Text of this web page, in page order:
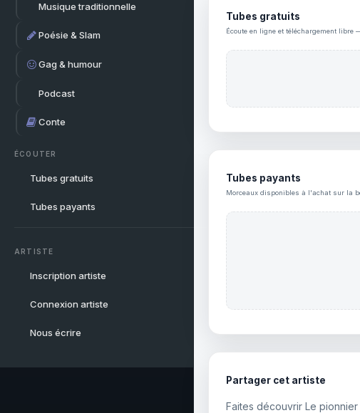
Musique traditionnelle
Poésie & Slam
Gag & humour
Podcast
Conte
ÉCOUTER
Tubes gratuits
Tubes payants
ARTISTE
Inscription artiste
Connexion artiste
Nous écrire
Tubes gratuits
Écoute en ligne et téléchargement libre
Tubes payants
Morceaux disponibles à l'achat sur la
Partager cet artiste
Faites découvrir Le